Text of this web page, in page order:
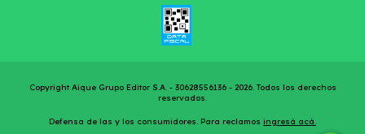
Copyright Aique Grupo Editor S.A. - 30628556136 - 2026. Todos los derechos
reservados.
Defensa de las y los consumidores. Para reclamos ingresá acá.